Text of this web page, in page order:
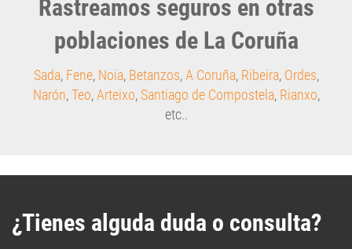
poblaciones de La Coruña
Sada,Fene,Noia,Betanzos,A Coruña,Ribeira,Ordes
Narón ,Teo, Arteixo,Santiago de Compostela, Rianxo
etc..
Nombre*